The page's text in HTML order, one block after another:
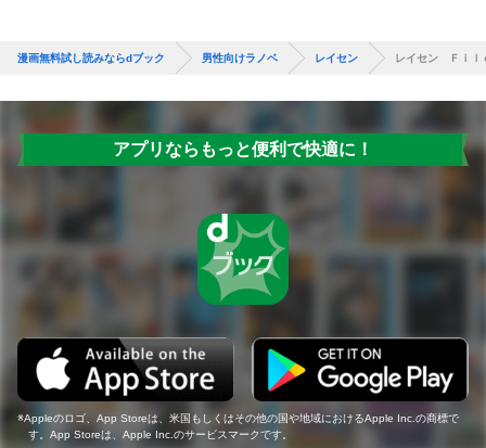
漫画無料試し読みならdブック 男性向けラノベ レイセン レイセン Ｆｉｌ
アプリならもっと便利で快適に！
Appleのロゴ、App Storeは、米国もしくはその他の国や地域におけるApple Inc.の商標で
す。App Storeは、Apple Inc.のサービスマークです。